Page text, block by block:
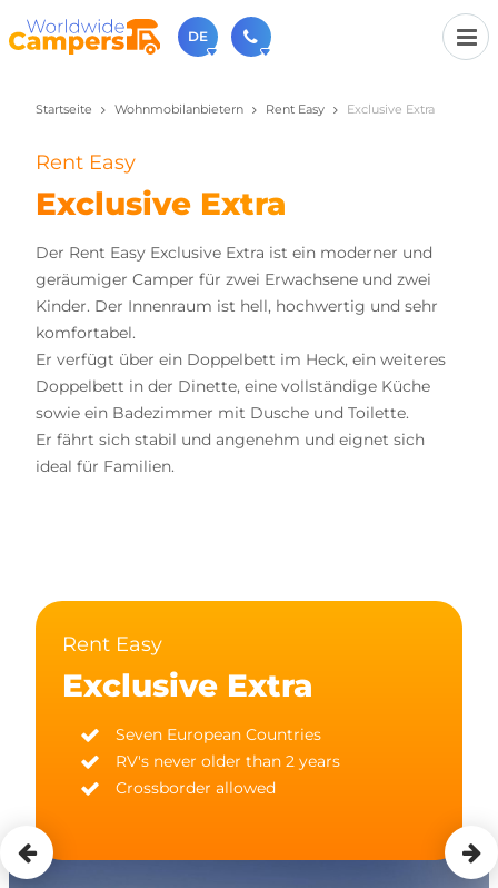
DE
+31 030-6974964
sales@worldwidecampers.com
Sie können uns auch eine E-Mail senden.
Startseite Wohnmobilanbietern Rent Easy Exclusive Extra
Rent Easy
Exclusive Extra
Der Rent Easy Exclusive Extra ist ein moderner und
geräumiger Camper für zwei Erwachsene und zwei
Kinder. Der Innenraum ist hell, hochwertig und sehr
komfortabel.
Er verfügt über ein Doppelbett im Heck, ein weiteres
Doppelbett in der Dinette, eine vollständige Küche
sowie ein Badezimmer mit Dusche und Toilette.
Er fährt sich stabil und angenehm und eignet sich
ideal für Familien.
Rent Easy
Exclusive Extra
Seven European Countries
RV's never older than 2 years
Crossborder allowed